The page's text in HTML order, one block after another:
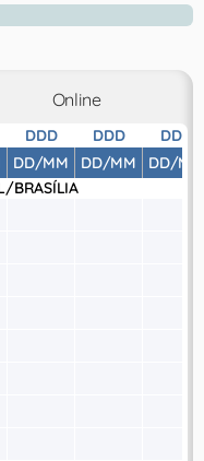
Online
DDD
DD/MM
DDD
DD/MM
DDD
DD/MM
BRASÍLIA